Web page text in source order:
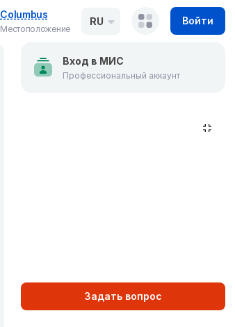
Columbus
Местоположение
RU Войти
Вход в МИС
Профессиональный аккаунт
Задать вопрос